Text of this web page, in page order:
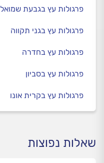
פרגולות עץ בגבעת שמואל
פרגולות עץ בגני תקווה
פרגולות עץ בחדרה
פרגולות עץ בסביון
פרגולות עץ בקרית אונו
שאלות נפוצות